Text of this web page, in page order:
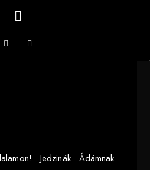
Jedzinák Ádámnak